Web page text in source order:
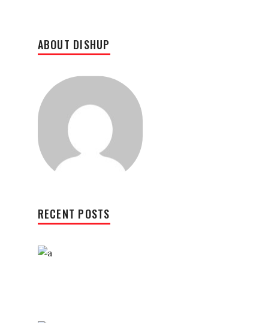
ABOUT DISHUP
RECENT POSTS